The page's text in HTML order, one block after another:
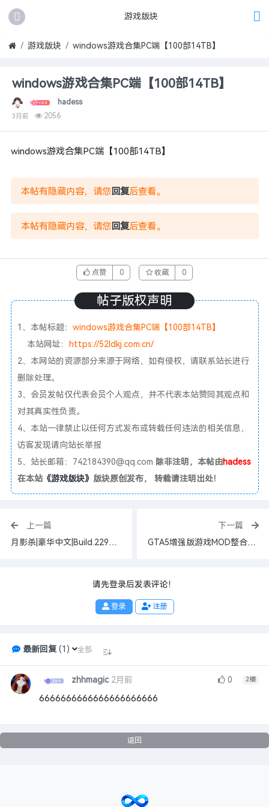
游戏版块
游戏版块 windows游戏合集PC端【100部14TB】
windows游戏合集PC端【100部14TB】
hadess
3月前 2056
windows游戏合集PC端【100部14TB】
本帖有隐藏内容，请您回复后查看。
本帖有隐藏内容，请您回复后查看。
点赞 0 收藏 0
帖子版权声明
1、本帖标题： windows游戏合集PC端【100部14TB】
本站网址：
https://52ldkj.com.cn/
2、本网站的资源部分来源于网络，如有侵权，请联系站长进行
删除处理。
3、会员发帖仅代表会员个人观点，并不代表本站赞同其观点和
对其真实性负责。
4、本站一律禁止以任何方式发布或转载任何违法的相关信息，
访客发现请向站长举报
5、站长邮箱：742184390@qq.com 除非注明，本帖由hadess
在本站《游戏版块》 版块原创发布， 转载请注明出处！
上一篇
月影杀|豪华中文|Build.22926882+预购特典+全DLC
下一篇
GTA5增强版游戏MOD整合包2026（原创+二创+汉化）（每日更新）4月28日支持1.72版本游戏
请先登录后发表评论！
登录 注册
最新回复 ( 1 ) 全部
zhhmagic 2月前 0 2楼
6666666666666666666666
返回